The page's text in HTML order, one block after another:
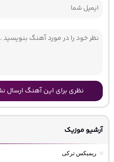
نظری برای این آهنگ ارسال
آرشیو موزیک
ریمیکس ترکی